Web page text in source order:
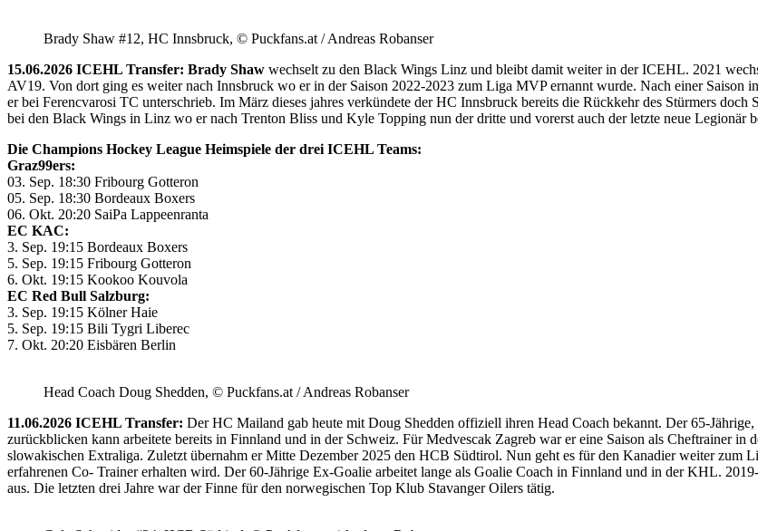
Brady Shaw #12, HC Innsbruck, © Puckfans.at / Andreas Robanser
15.06.2026 ICEHL Transfer: Brady Shaw wechselt zu den Black Wings Linz und bleibt damit weiter in der ICEHL. 2021
AV19. Von dort ging es weiter nach Innsbruck wo er in der Saison 2022-2023 zum Liga MVP ernannt wurde. Nach einer
er bei Ferencvarosi TC unterschrieb. Im März dieses jahres verkündete der HC Innsbruck bereits die Rückkehr des Stürmers
bei den Black Wings in Linz wo er nach Trenton Bliss und Kyle Topping nun der dritte und vorerst auch der letzte neue Legionär
Die Champions Hockey League Heimspiele der drei ICEHL Teams:
Graz99ers:
03. Sep. 18:30 Fribourg Gotteron
05. Sep. 18:30 Bordeaux Boxers
06. Okt. 20:20 SaiPa Lappeenranta
EC KAC:
3. Sep. 19:15 Bordeaux Boxers
5. Sep. 19:15 Fribourg Gotteron
6. Okt. 19:15 Kookoo Kouvola
EC Red Bull Salzburg:
3. Sep. 19:15 Kölner Haie
5. Sep. 19:15 Bili Tygri Liberec
7. Okt. 20:20 Eisbären Berlin
Head Coach Doug Shedden, © Puckfans.at / Andreas Robanser
11.06.2026 ICEHL Transfer: Der HC Mailand gab heute mit Doug Shedden offiziell ihren Head Coach bekannt. Der 65-
zurückblicken kann arbeitete bereits in Finnland und in der Schweiz. Für Medvescak Zagreb war er eine Saison als Cheftrainer in
slowakischen Extraliga. Zuletzt übernahm er Mitte Dezember 2025 den HCB Südtirol. Nun geht es für den Kanadier weiter
erfahrenen Co- Trainer erhalten wird. Der 60-Jährige Ex-Goalie arbeitet lange als Goalie Coach in Finnland und in der KHL.
aus. Die letzten drei Jahre war der Finne für den norwegischen Top Klub Stavanger Oilers tätig.